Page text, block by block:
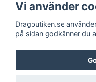
Vi använder
Dragbutiken.se
på sidan godkänner du